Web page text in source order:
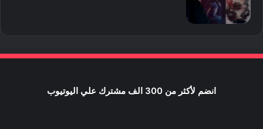
انضم لأكثر من 300 الف مشترك علي اليوتيوب